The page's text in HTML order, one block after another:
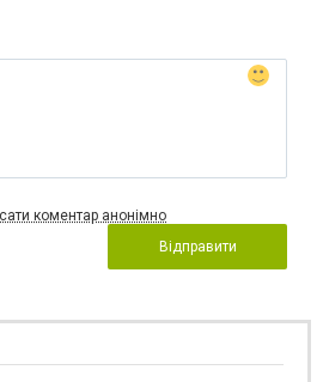
коментар анонімно
Відправити